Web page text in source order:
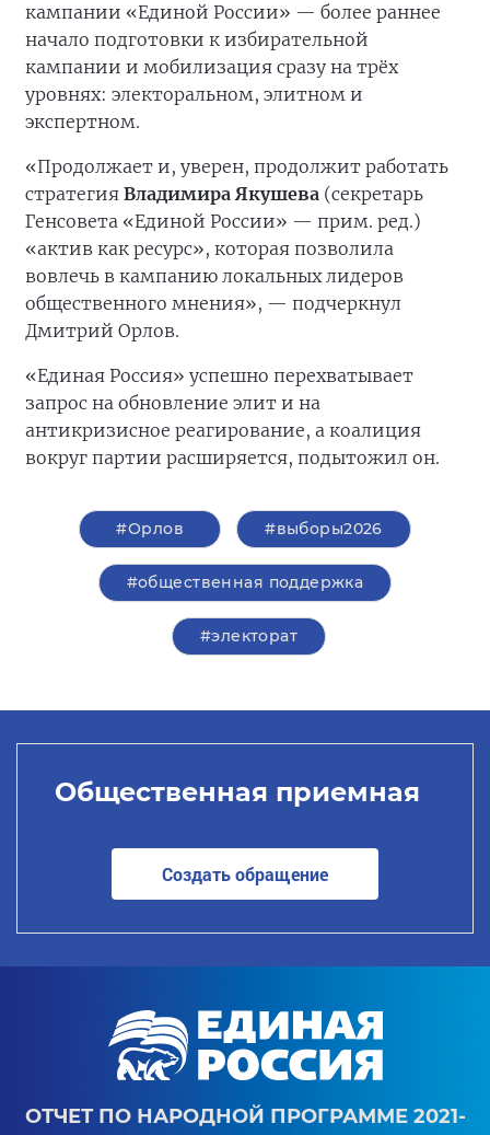
кампании «Единой России» — более раннее
начало подготовки к избирательной
кампании и мобилизация сразу на трёх
уровнях: электоральном, элитном и
экспертном.
«Продолжает и, уверен, продолжит работать
стратегия Владимира Якушева (секретарь
Генсовета «Единой России» — прим. ред.)
«актив как ресурс», которая позволила
вовлечь в кампанию локальных лидеров
общественного мнения», — подчеркнул
Дмитрий Орлов.
«Единая Россия» успешно перехватывает
запрос на обновление элит и на
антикризисное реагирование, а коалиция
вокруг партии расширяется, подытожил он.
#Орлов #выборы2026
#общественная поддержка
#электорат
Общественная приемная
Создать обращение
ОТЧЕТ ПО НАРОДНОЙ ПРОГРАММЕ 2021-